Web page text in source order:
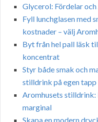
Glycerol: Fördelar
Fyll lunchglasen med
kostnader – välj
Byt från hel pall läsk
koncentrat
Styr både smak och
stilldrink på egen tapp
Aromhusets
marginal
Skapa en modern